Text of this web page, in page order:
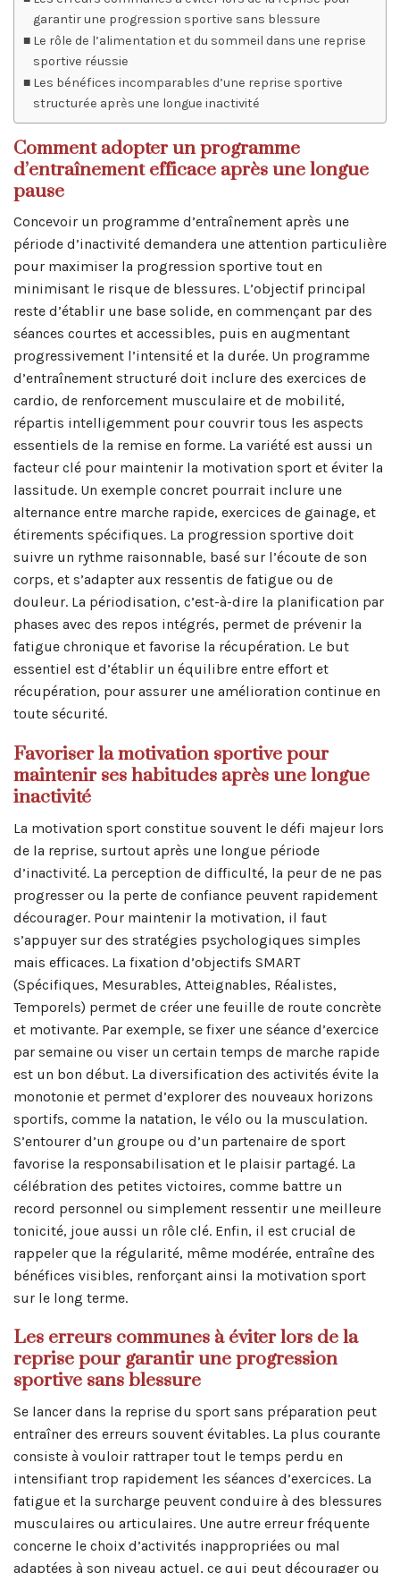
garantir une progression sportive sans blessure
Le rôle de l’alimentation et du sommeil dans une reprise
sportive réussie
Les bénéfices incomparables d’une reprise sportive
structurée après une longue inactivité
Comment adopter un programme
d’entraînement efficace après une longue
pause
Concevoir un programme d’entraînement après une
période d’inactivité demandera une attention particulière
pour maximiser la progression sportive tout en
minimisant le risque de blessures. L’objectif principal
reste d’établir une base solide, en commençant par des
séances courtes et accessibles, puis en augmentant
progressivement l’intensité et la durée. Un programme
d’entraînement structuré doit inclure des exercices de
cardio, de renforcement musculaire et de mobilité,
répartis intelligemment pour couvrir tous les aspects
essentiels de la remise en forme. La variété est aussi un
facteur clé pour maintenir la motivation sport et éviter la
lassitude. Un exemple concret pourrait inclure une
alternance entre marche rapide, exercices de gainage, et
étirements spécifiques. La progression sportive doit
suivre un rythme raisonnable, basé sur l’écoute de son
corps, et s’adapter aux ressentis de fatigue ou de
douleur. La périodisation, c’est-à-dire la planification par
phases avec des repos intégrés, permet de prévenir la
fatigue chronique et favorise la récupération. Le but
essentiel est d’établir un équilibre entre effort et
récupération, pour assurer une amélioration continue en
toute sécurité.
Favoriser la motivation sportive pour
maintenir ses habitudes après une longue
inactivité
La motivation sport constitue souvent le défi majeur lors
de la reprise, surtout après une longue période
d’inactivité. La perception de difficulté, la peur de ne pas
progresser ou la perte de confiance peuvent rapidement
décourager. Pour maintenir la motivation, il faut
s’appuyer sur des stratégies psychologiques simples
mais efficaces. La fixation d’objectifs SMART
(Spécifiques, Mesurables, Atteignables, Réalistes,
Temporels) permet de créer une feuille de route concrète
et motivante. Par exemple, se fixer une séance d’exercice
par semaine ou viser un certain temps de marche rapide
est un bon début. La diversification des activités évite la
monotonie et permet d’explorer des nouveaux horizons
sportifs, comme la natation, le vélo ou la musculation.
S’entourer d’un groupe ou d’un partenaire de sport
favorise la responsabilisation et le plaisir partagé. La
célébration des petites victoires, comme battre un
record personnel ou simplement ressentir une meilleure
tonicité, joue aussi un rôle clé. Enfin, il est crucial de
rappeler que la régularité, même modérée, entraîne des
bénéfices visibles, renforçant ainsi la motivation sport
sur le long terme.
Les erreurs communes à éviter lors de la
reprise pour garantir une progression
sportive sans blessure
Se lancer dans la reprise du sport sans préparation peut
entraîner des erreurs souvent évitables. La plus courante
consiste à vouloir rattraper tout le temps perdu en
intensifiant trop rapidement les séances d’exercices. La
fatigue et la surcharge peuvent conduire à des blessures
musculaires ou articulaires. Une autre erreur fréquente
concerne le choix d’activités inappropriées ou mal
adaptées à son niveau actuel, ce qui peut décourager ou